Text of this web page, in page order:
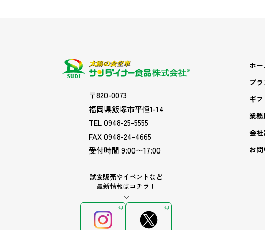
〒820-0073
福岡県飯塚市平恒1-14
TEL 0948-25-5555
FAX 0948-24-4665
受付時間 9:00〜17:00
試食販売やイベントなど
最新情報はコチラ！
ホー
ブ
ギフ
業
会
お